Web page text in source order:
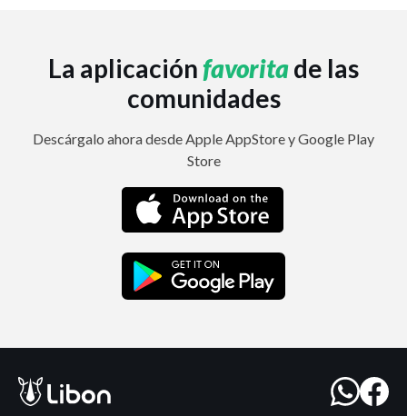
La aplicaciónfavoritade las
comunidades
Descárgalo ahora desde Apple AppStore y Google Play
Store